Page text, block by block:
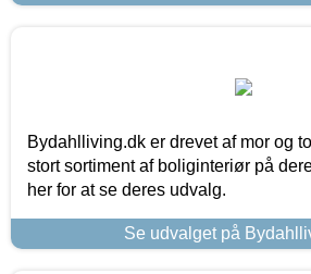
Bydahlliving.dk er drevet af mor og
stort sortiment af boliginteriør på
her for at se deres udvalg.
Se udvalget på